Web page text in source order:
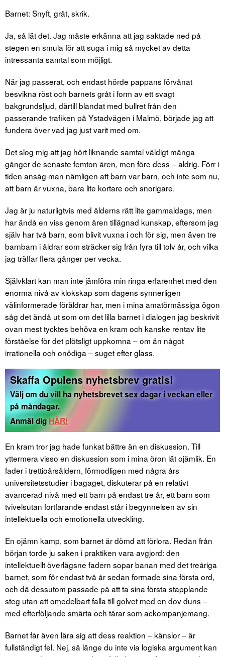
Barnet: Snyft, gråt, skrik.
Ja, så lät det. Jag måste erkänna att jag saktade ned på
stegen en smula för att suga i mig så mycket av detta
intressanta samtal som möjligt.
När jag passerat, och endast hörde pappans förvånat
besvikna röst och barnets gråt i form av ett svagt
bakgrundsljud, därtill blandat med bullret från den
passerande trafiken på Ystadvägen i Malmö, började jag att
fundera över vad jag just varit med om.
Det slog mig att jag hört liknande samtal väldigt många
gånger de senaste femton åren, men före dess – aldrig. Förr i
tiden ansåg man nämligen att barn var barn, och inte som nu,
att barn är vuxna, bara lite kortare och snorigare.
Jag är ju naturligtvis med ålderns rätt lite gammaldags, men
har ändå en viss genom åren tillägnad kunskap, eftersom jag
själv har två barn, som blivit vuxna i och för sig, men även tre
barnbarn i åldrar som sträcker sig från fyra till tolv år, och vilka
jag träffar flera gånger per vecka.
Självklart kan man inte jämföra min ringa erfarenhet med den
enorma nivå av klokskap som dagens synnerligen
välinformerade föräldrar har, men i mina amatörmässiga ögon
såg det ändå ut som om det lilla barnet i dialogen jag beskrivit
ovan mest tycktes behöva en kram och kanske rentav lite
förståelse för det plötsligt uppkomna – om än något
irrationella och onödiga – suget efter glass.
Skaffa Opulens nyhetsbrev gratis!
Välj om du vill ha nyhetsbrevet sex dagar i veckan eller
på måndagar.
Anmäl digHÄR!
En kram tror jag hade funkat bättre än en diskussion. Till
yttermera visso en diskussion som i mina öron lät ojämlik. En
fader i trettioårsåldern, förmodligen med några års
universitetsstudier i bagaget, diskuterar på en relativt
avancerad nivå med ett barn på endast tre år, ett barn som
tvivelsutan fortfarande endast står i begynnelsen av sin
intellektuella och emotionella utveckling.
En ojämn kamp, som barnet är dömd att förlora. Redan från
början torde ju saken i praktiken vara avgjord: den
intellektuellt överlägsne fadern sopar banan med det treåriga
barnet, som för endast två år sedan formade sina första ord,
och då dessutom passade på att ta sina första stapplande
steg utan att omedelbart falla till golvet med en dov duns –
med efterföljande smärta och tårar som ackompanjemang.
Barnet får även lära sig att dess reaktion – känslor – är
fullständigt fel. Nej, så länge du inte via logiska argument kan